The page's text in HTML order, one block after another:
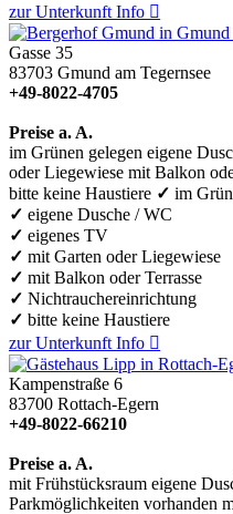
zur Unterkunft Info 
Gasse 35
83703 Gmund am Tegernsee
+49-8022-4705
Preise a. A.
im Grünen gelegen eigene
oder Liegewiese mit Balkon
bitte keine Haustiere ✓ im
✓ eigene Dusche / WC
✓ eigenes TV
✓ mit Garten oder Liegewiese
✓ mit Balkon oder Terrasse
✓ Nichtrauchereinrichtung
✓ bitte keine Haustiere
zur Unterkunft Info 
Kampenstraße 6
83700 Rottach-Egern
+49-8022-66210
Preise a. A.
mit Frühstücksraum eigene
Parkmöglichkeiten vorhanden